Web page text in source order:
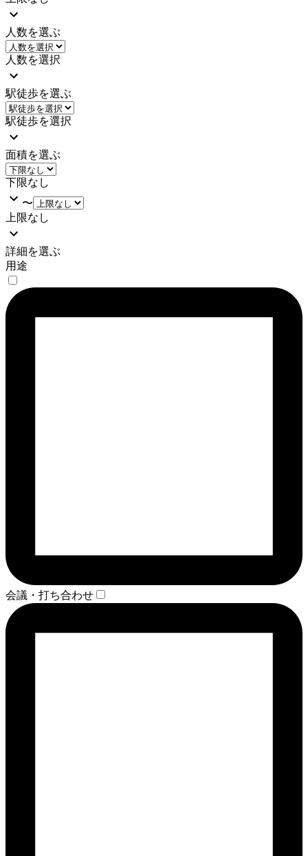
人数を選ぶ
人数を選択
駅徒歩を選ぶ
駅徒歩を選択
面積を選ぶ
下限なし
〜
上限なし
詳細を選ぶ
用途
会議・打ち合わせ